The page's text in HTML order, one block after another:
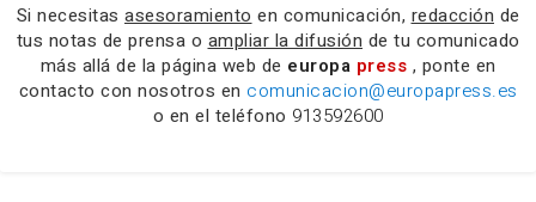
Si necesitas asesoramiento en comunicación, redacción de
tus notas de prensa o ampliar la difusión de tu comunicado
más allá de la página web de europa press , ponte en
contacto con nosotros en comunicacion@europapress.es
o en el teléfono 913592600